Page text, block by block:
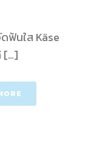
ดฟันใส Käse
[…]